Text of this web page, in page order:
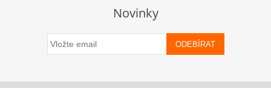
Novinky
ODEBÍRAT